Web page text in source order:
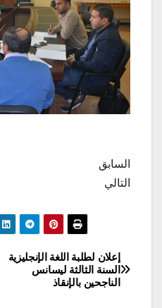
السابق
التالي
تصفّح
المقالات
إعلان لطلبة اللغة الإنجليزية
السنة الثالثة ليسانس
الناجحين بالإنقاذ